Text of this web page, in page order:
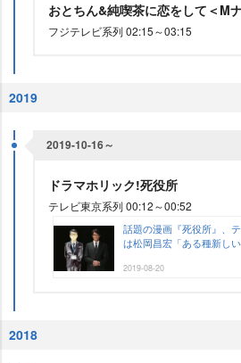
おとちん&純喫茶に恋をして＜M
フジテレビ系列 02:15～03:15
2019
2019-10-16～
ドラマホリック!死役所
テレビ東京系列 00:12～00:52
話題の漫画『死役所』、
は松岡昌宏「ある種新しい
2019-08-20
2018